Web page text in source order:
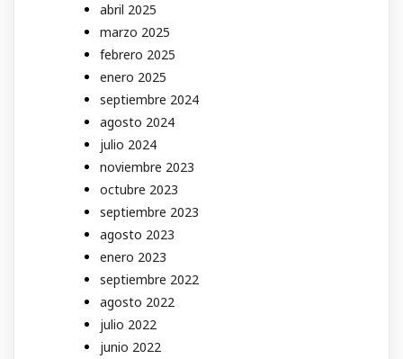
abril 2025
marzo 2025
febrero 2025
enero 2025
septiembre 2024
agosto 2024
julio 2024
noviembre 2023
octubre 2023
septiembre 2023
agosto 2023
enero 2023
septiembre 2022
agosto 2022
julio 2022
junio 2022